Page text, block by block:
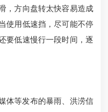
，方向盘转太快容易造成
使用低速挡，尽可能不停
要低速慢行一段时间，逐
体等发布的暴雨、洪涝信